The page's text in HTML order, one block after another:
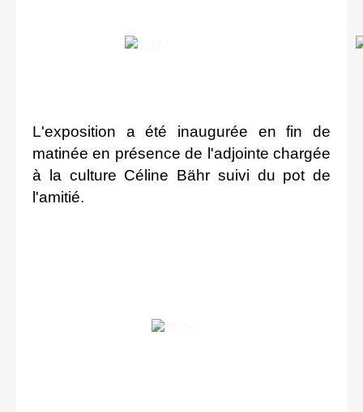
L'exposition a été inaugurée en fin de
matinée en présence de l'adjointe chargée
à la culture Céline Bähr suivi du pot de
l'amitié.